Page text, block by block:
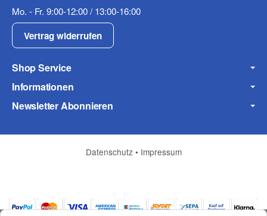
Frage zum Artikel
Mo. - Fr. 9:00-12:00 / 13:00-16:00
Vertrag widerrufen
Shop Service
Informationen
Newsletter Abonnieren
Datenschutz • Impressum